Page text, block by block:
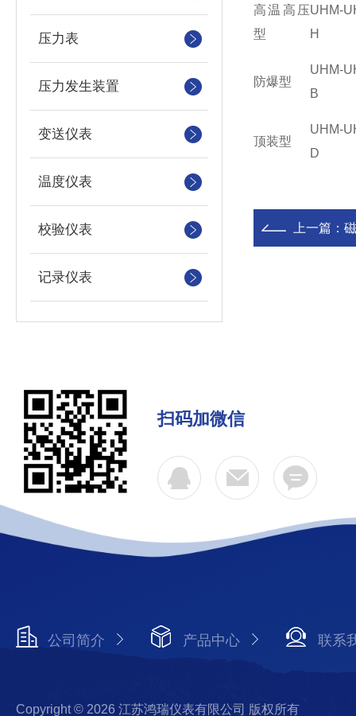
压力表
压力发生装置
变送仪表
温度仪表
校验仪表
记录仪表
高温高压
型
UHM-
H
防爆型
UHM-
B
顶装型
UHM-
D
上一篇：
扫码加微信
公司简介 产品中心 联系
Copyright © 2026 江苏鸿瑞仪表有限公司 版权所有